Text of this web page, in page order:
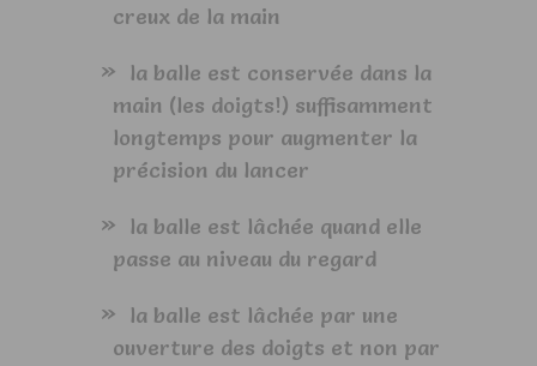
creux de la main
la balle est conservée dans la
main (les doigts!) suffisamment
longtemps pour augmenter la
précision du lancer
la balle est lâchée quand elle
passe au niveau du regard
la balle est lâchée par une
ouverture des doigts et non par